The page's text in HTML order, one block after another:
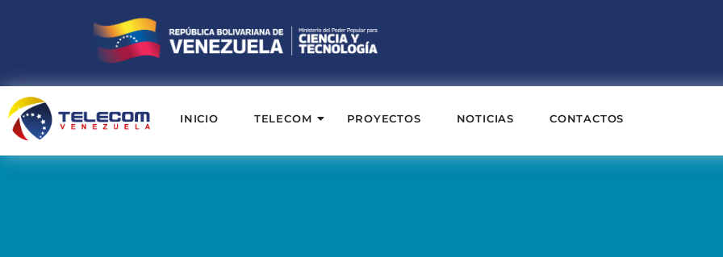
INICIO TELECOM PROYECTOS NOTICIAS CONTACTOS